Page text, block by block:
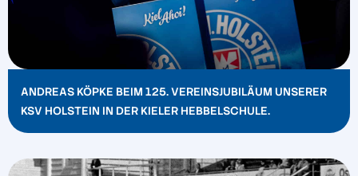
ANDREAS KÖPKE BEIM 125. VEREINSJUBILÄUM UNSERER
KSV HOLSTEIN IN DER KIELER HEBBELSCHULE.